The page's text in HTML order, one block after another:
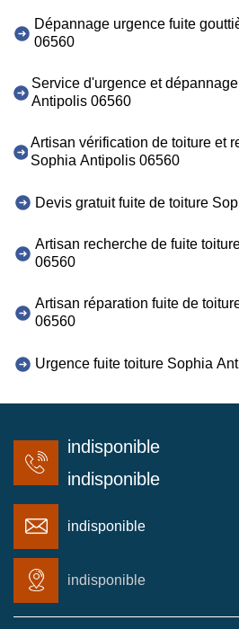
Dépannage urgence fuite
06560
Service d'urgence et
Antipolis 06560
Artisan vérification de toiture et
Sophia Antipolis 06560
Devis gratuit fuite de toiture
Artisan recherche de fuite
06560
Artisan réparation fuite de
06560
Urgence fuite toiture Sophia
indisponible
indisponible
indisponible
indisponible